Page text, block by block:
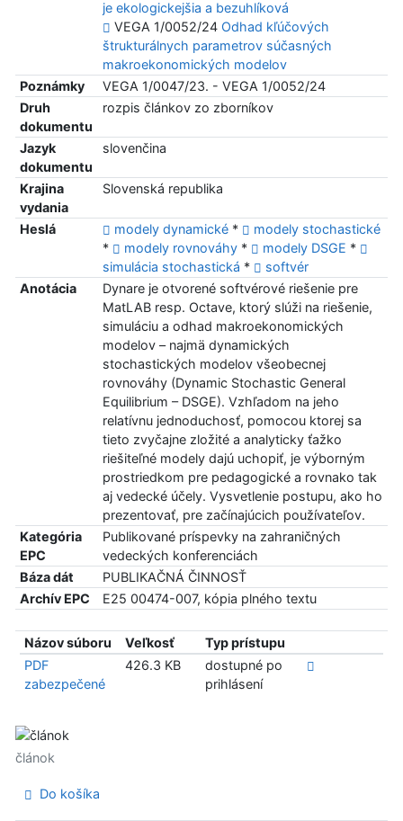
je ekologickejšia a bezuhlíková
VEGA 1/0052/24 Odhad kľúčových
štrukturálnych parametrov súčasných
makroekonomických modelov
Poznámky
VEGA 1/0047/23. - VEGA 1/0052/24
Druh
dokumentu
rozpis článkov zo zborníkov
Jazyk
dokumentu
slovenčina
Krajina
vydania
Slovenská republika
Heslá modely dynamické *
modely stochastické
*
modely rovnováhy * modely DSGE *
simulácia stochastická *
softvér
Anotácia
Dynare je otvorené softvérové riešenie pre
MatLAB resp. Octave, ktorý slúži na riešenie,
simuláciu a odhad makroekonomických
modelov – najmä dynamických
stochastických modelov všeobecnej
rovnováhy (Dynamic Stochastic General
Equilibrium – DSGE). Vzhľadom na jeho
relatívnu jednoduchosť, pomocou ktorej sa
tieto zvyčajne zložité a analyticky ťažko
riešiteľné modely dajú uchopiť, je výborným
prostriedkom pre pedagogické a rovnako tak
aj vedecké účely. Vysvetlenie postupu, ako ho
prezentovať, pre začínajúcich používateľov.
Kategória
EPC
Publikované príspevky na zahraničných
vedeckých konferenciách
Báza dát
PUBLIKAČNÁ ČINNOSŤ
Archív EPC
E25 00474-007, kópia plného textu
Názov súboru Veľkosť
Typ prístupu
PDF
zabezpečené
426.3 KB
dostupné po
prihlásení
článok
Do košíka